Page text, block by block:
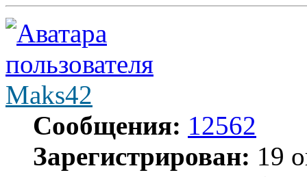
Maks42
Сообщения: 12562
Зарегистрирован: 19